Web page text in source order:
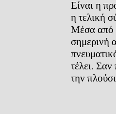
Είναι η
η τελική
Μέσα από
σημερινή
τέλει.
την